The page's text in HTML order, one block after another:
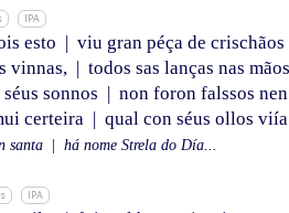
IPA
esto | viu gran péça de crischãos
vinnas, | todos sas lanças nas
sonnos | non foron falssos
certeira | qual con séus ollos
santa há nome Strela do Día...
IPA